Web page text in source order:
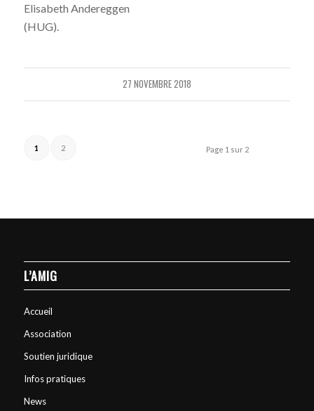
Elisabeth Andereggen
(HUG).
27 NOVEMBRE 2018
Page 1 sur 2
1 2
L’AMIG
Accueil
Association
Soutien juridique
Infos pratiques
News